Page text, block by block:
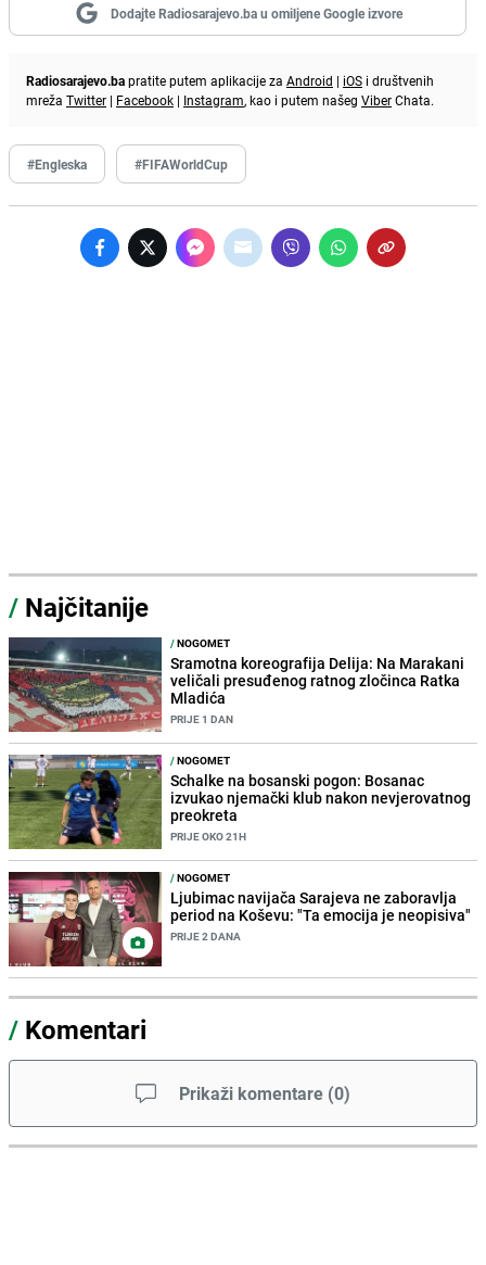
Dodajte Radiosarajevo.ba u omiljene Google izvore
Radiosarajevo.bapratite putem aplikacije za Android | iOS i društvenih
mreža Twitter | Facebook | Instagram, kao i putem našeg ViberChata.
#Engleska #FIFAWorldCup
/ Najčitanije
/NOGOMET
Sramotna koreografija Delija: Na Marakani
veličali presuđenog ratnog zločinca Ratka
Mladića
PRIJE 1 DAN
/NOGOMET
Schalke na bosanski pogon: Bosanac
izvukao njemački klub nakon nevjerovatnog
preokreta
PRIJE OKO 21H
/NOGOMET
Ljubimac navijača Sarajeva ne zaboravlja
period na Koševu: "Ta emocija je neopisiva"
PRIJE 2 DANA
/ Komentari
Prikaži komentare (0)